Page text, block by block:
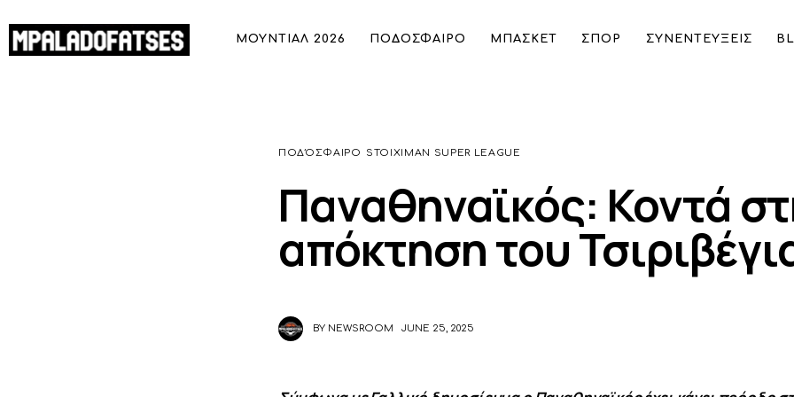
ΜΟΥΝΤΙΑΛ 2026 ΠΟΔΟΣΦΑΙΡΟ ΜΠΑΣΚΕΤ ΣΠΟΡ ΣΥΝΕΝΤΕΥΞΕΙΣ
ΜΟΥΝΤΙΑΛ 2026
ΠΟΔΌΣΦΑΙΡΟ STOIXIMAN SUPER LEAGUE
Παναθηναϊκός: Κοντά
απόκτηση του
BY NEWSROOM JUNE 25, 2025